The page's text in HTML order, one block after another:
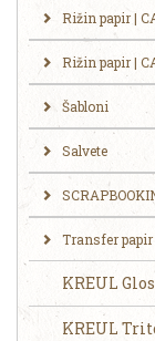
Rižin papir |
Rižin papir |
Šabloni
Salvete
Transfer papir
KREUL
KREUL